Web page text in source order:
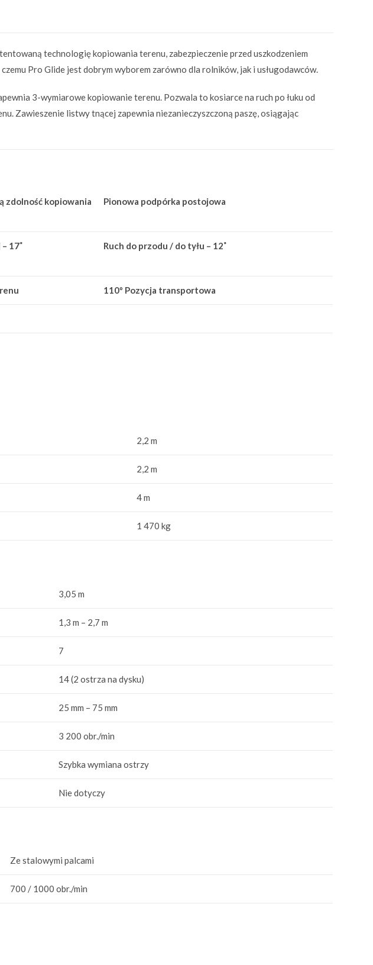
technologię kopiowania terenu, zabezpieczenie przed uszkodzeniem
Pro Glide jest dobrym wyborem zarówno dla rolników, jak i usługodawców.
3-wymiarowe kopiowanie terenu. Pozwala to kosiarce na ruch po łuku od
Zawieszenie listwy tnącej zapewnia niezanieczyszczoną paszę, osiągając
zdolność kopiowania
Pionowa podpórka postojowa
17˚
Ruch do przodu / do tyłu – 12˚
110º Pozycja transportowa
2,2 m
2,2 m
4 m
1 470 kg
3,05 m
1,3 m – 2,7 m
7
14 (2 ostrza na dysku)
25 mm – 75 mm
3 200 obr./min
Szybka wymiana ostrzy
Nie dotyczy
Ze stalowymi palcami
700 / 1000 obr./min